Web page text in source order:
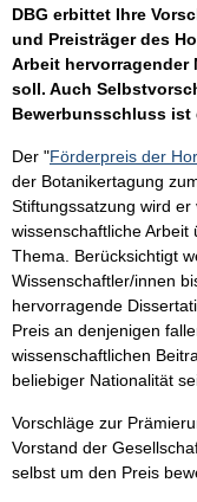
DBG erbittet Ihre
und Preisträger des
Arbeit hervorragender
soll. Auch
Bewerbunsschluss ist
Der "Förderpreis der
der Botanikertagung
Stiftungssatzung wird
wissenschaftliche
Thema. Berücksichtigt
Wissenschaftler/innen
hervorragende
Preis an denjenigen
wissenschaftlichen
beliebiger Nationalität
Vorschläge zur
Vorstand der
selbst um den Preis